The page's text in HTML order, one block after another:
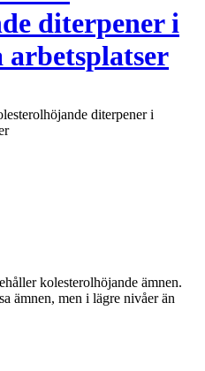
diterpener i
diterpener i
kolesterolhöjande ämnen.
ämnen, men i lägre nivåer än